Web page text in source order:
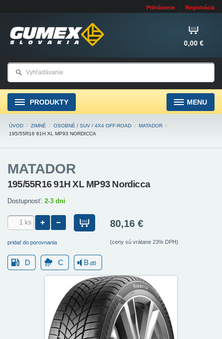
Prihlásenie Registrácia
0,00 €
PRODUKTY MENU
ÚVOD / ZIMNÉ / OSOBNÉ / SUV / 4X4 OFF-ROAD / MATADOR /
195/55R16 91H XL MP93 NORDICCA
MATADOR
195/55R16 91H XL MP93 Nordicca
Dostupnosť: 2-3 dni
pridať do porovnania
80,16 €
(ceny sú vrátane 23% DPH)
D C BdB